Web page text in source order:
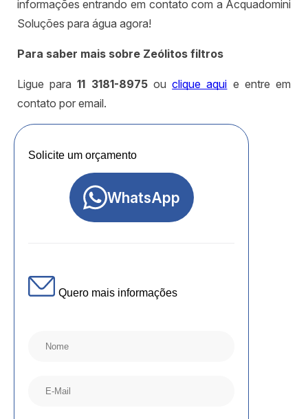
informações entrando em contato com a Acquadomini
Soluções para água agora!
Para saber mais sobre Zeólitos filtros
Ligue para11 3181-8975ouclique aqui e entre em
contato por email.
Solicite um orçamento
WhatsApp
Quero mais informações